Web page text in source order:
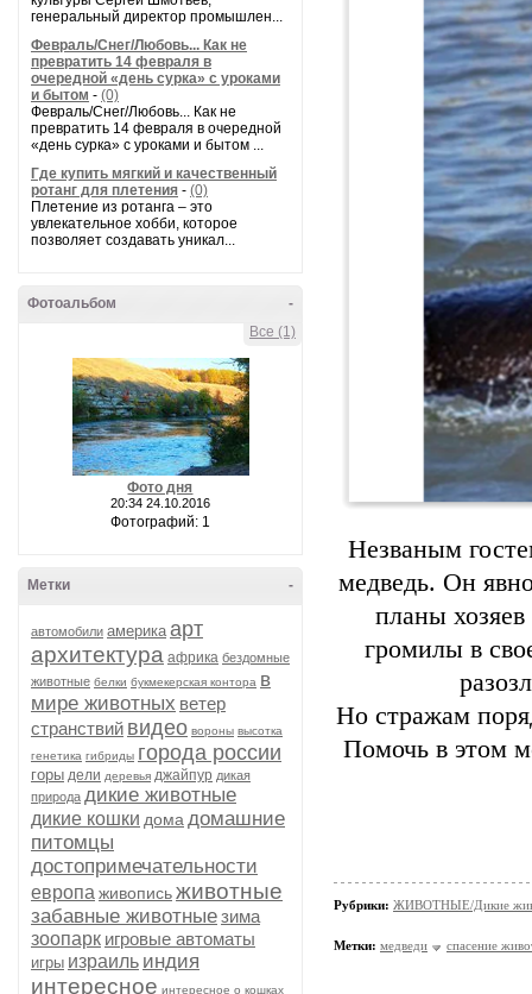
генеральный директор промышлен...
Февраль/Снег/Любовь... Как не
превратить 14 февраля в
очередной «день сурка» с уроками
и бытом - (0)
Февраль/Снег/Любовь... Как не
превратить 14 февраля в очередной
«день сурка» с уроками и бытом ...
Где купить мягкий и качественный
ротанг для плетения - (0)
Плетение из ротанга – это
увлекательное хобби, которое
позволяет создавать уникал...
-
Фотоальбом
Все (1)
Фото дня
20:34 24.10.2016
Фотографий: 1
-
Метки
автомобили америка арт
архитектура африка бездомные
животные белки букмекерская контора в
мире животных ветер
странствий видео вороны высотка
генетика гибриды города россии
горы дели деревья джайпур дикая
природа дикие животные
дикие кошки дома домашние
питомцы
достопримечательности
европа живописьживотные
забавные животныезима
зоопарк игровые автоматы
игры израиль индия
интересное интересное о кошках
Незваным
медведь. Он
планы
громилы в
Но стражам
Помочь в этом
Рубрики: ЖИВОТНЫЕ/Дикие
Метки: медведи спасение